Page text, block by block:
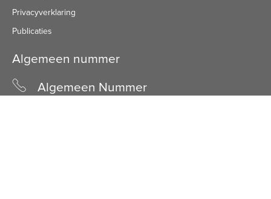
Privacyverklaring
Publicaties
Algemeen nummer
Algemeen Nummer